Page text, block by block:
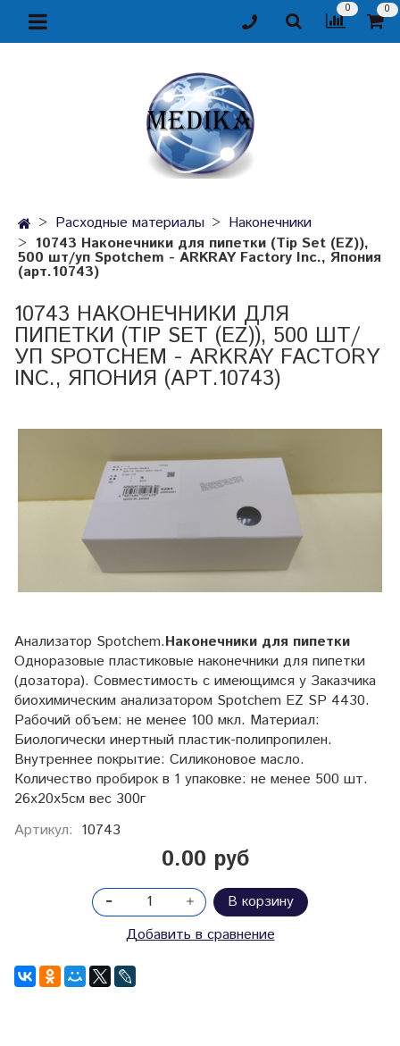
0 0
Расходные материалы
Наконечники
10743 Наконечники для пипетки (Tip Set (EZ)),
500 шт/уп Spotchem - ARKRAY Factory Inc., Япония
(арт.10743)
10743 НАКОНЕЧНИКИ ДЛЯ
ПИПЕТКИ (TIP SET (EZ)), 500 ШТ/
УП SPOTCHEM - ARKRAY FACTORY
INC., ЯПОНИЯ (АРТ.10743)
Анализатор Spotchem.Наконечники для пипетки
Одноразовые пластиковые наконечники для пипетки
(дозатора). Совместимость с имеющимся у Заказчика
биохимическим анализатором Spotchem EZ SP 4430.
Рабочий объем: не менее 100 мкл. Материал:
Биологически инертный пластик-полипропилен.
Внутреннее покрытие: Силиконовое масло.
Количество пробирок в 1 упаковке: не менее 500 шт.
26х20х5см вес 300г
Артикул: 10743
0.00 руб
В корзину
Добавить в сравнение